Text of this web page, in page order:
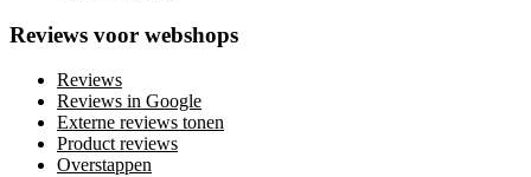
Reviews voor webshops
Reviews
Reviews in Google
Externe reviews tonen
Product reviews
Overstappen